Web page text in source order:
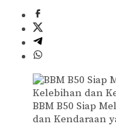
BBM B50 Siap
dan Kendaraan